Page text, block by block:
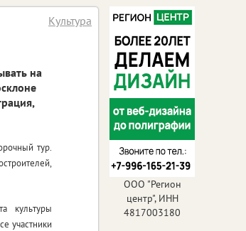
Культура
на
тур.
культуры
участники
ООО "Регион
центр", ИНН
4817003180